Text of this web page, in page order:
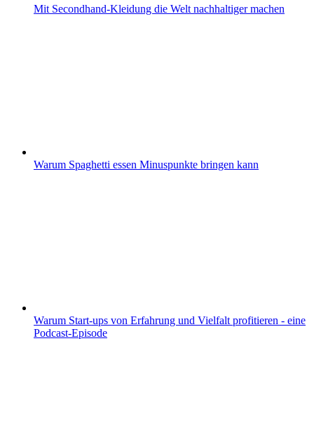
Mit Secondhand-Kleidung die Welt nachhaltiger machen
Warum Spaghetti essen Minuspunkte bringen kann
Warum Start-ups von Erfahrung und Vielfalt profitieren - eine
Podcast-Episode